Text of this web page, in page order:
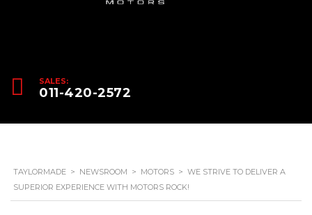
SALES:
011-420-2572
TAYLORMADE > NEWSROOM > MOTORS > WE STRIVE TO DELIVER A
SUPERIOR EXPERIENCE WITH MOTORS ROCK!